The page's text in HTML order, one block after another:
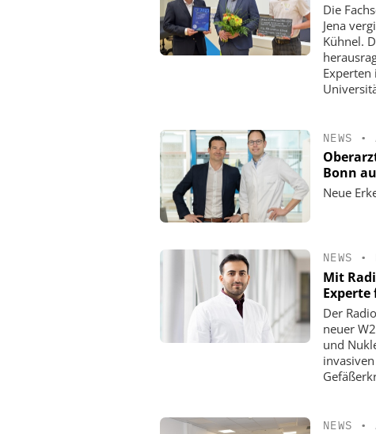
Die
Jena
Kühnel.
NEWS •
Bonn
Neue
NEWS •
Mit
Der
neuer
und
NEWS •